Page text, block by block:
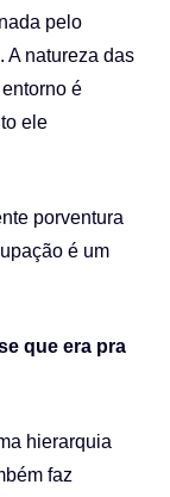
pelo
A natureza das
é
ele
porventura
é um
que era pra
hierarquia
faz